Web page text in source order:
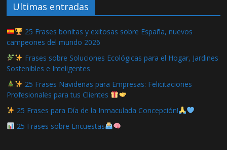
Ultimas entradas
25 Frases bonitas y exitosas sobre España, nuevos
campeones del mundo 2026
Frases sobre Soluciones Ecológicas para el Hogar, Jardines
Sostenibles e Inteligentes
25 Frases Navideñas para Empresas: Felicitaciones
Profesionales para tus Clientes
25 Frases para Día de la Inmaculada Concepción!
25 Frases sobre Encuestas